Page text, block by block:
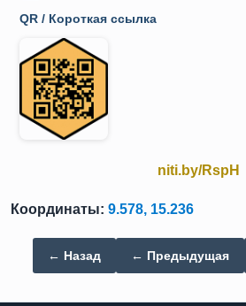
QR / Короткая ссылка
niti.by/RspH
Координаты: 9.578, 15.236
← Назад ← Предыдущая